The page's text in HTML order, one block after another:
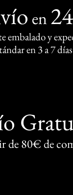
en
embalado y
en 3 a 7
de 80€ de